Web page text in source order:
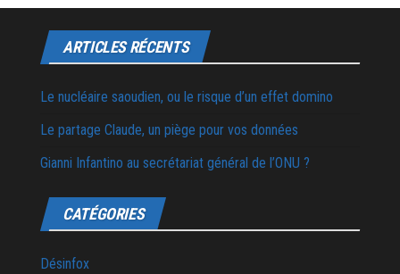
ARTICLES RÉCENTS
Le nucléaire saoudien, ou le risque d’un effet domino
Le partage Claude, un piège pour vos données
Gianni Infantino au secrétariat général de l’ONU ?
CATÉGORIES
Désinfox